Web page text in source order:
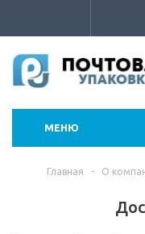
МЕНЮ
Главная - О